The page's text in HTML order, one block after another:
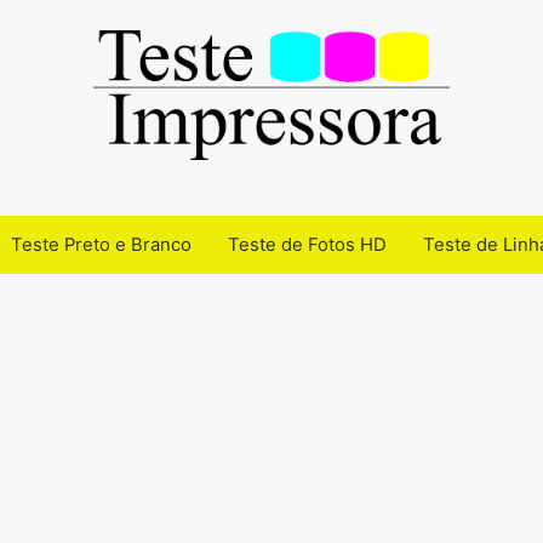
Teste Preto e Branco Teste de Fotos HD Teste de